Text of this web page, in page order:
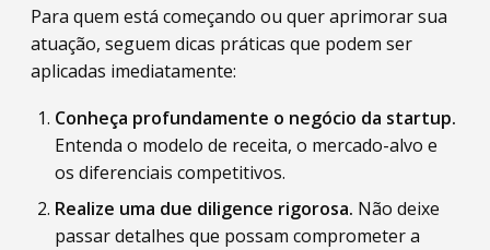
Para quem está começando ou quer aprimorar sua
atuação, seguem dicas práticas que podem ser
aplicadas imediatamente:
Conheça profundamente o negócio da startup.
Entenda o modelo de receita, o mercado-alvo e
os diferenciais competitivos.
Realize uma due diligence rigorosa. Não deixe
passar detalhes que possam comprometer a